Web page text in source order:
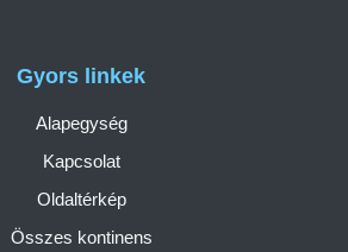
Gyors linkek
Alapegység
Kapcsolat
Oldaltérkép
Összes kontinens